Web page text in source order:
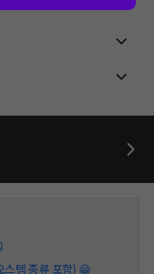
스템 종류 포함) 😁